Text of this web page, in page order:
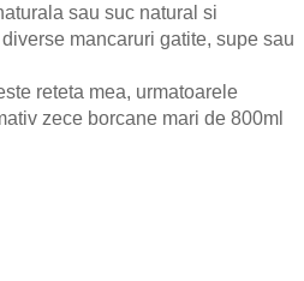
sau suc natural si
mancaruri gatite, supe sau
reteta mea, urmatoarele
zece borcane mari de 800ml